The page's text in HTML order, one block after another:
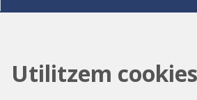
Utilitzem cookies